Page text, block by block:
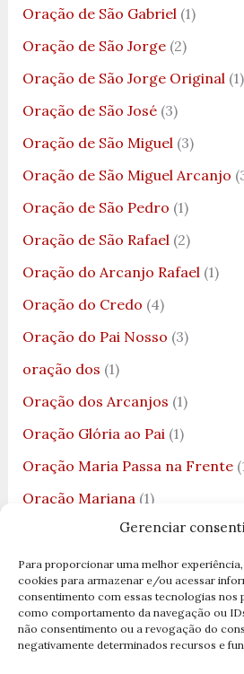
Gerenciar
Para proporcionar uma melhor
cookies para armazenar e/ou acessar
consentimento com essas tecnologias nos
como comportamento da navegação ou
não consentimento ou a revogação do
negativamente determinados recursos e
Oração de São Gabriel(1)
Oração de São Jorge(2)
Oração de São Jorge Original(1)
Oração de São José(3)
Oração de São Miguel(3)
Oração de São Miguel Arcanjo
Oração de São Pedro (1)
Oração de São Rafael(2)
Oração do Arcanjo Rafael(1)
Oração do Credo (4)
Oração do Pai Nosso (3)
oração dos (1)
Oração dos Arcanjos (1)
Oração Glória ao Pai(1)
Oração Maria Passa na Frente
Oração Mariana(1)
Oração Nossa Senhora(2)
Oração para causas impossíveis
Oração para Dormir(2)
Oração para Nossa Senhora